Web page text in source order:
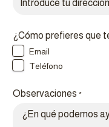
¿Cómo prefieres que
Email
Teléfono
Observaciones *